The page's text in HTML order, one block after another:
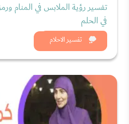
تفسير الاحلام
تفسير رؤية الملابس في المنام
في الحلم
شاهد الان